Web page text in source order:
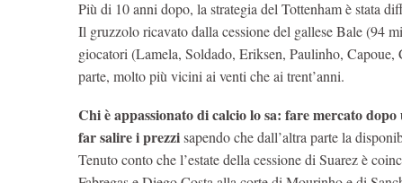
Più di 10 anni dopo, la strategia del Tottenham è stata
Il gruzzolo ricavato dalla cessione del gallese Bale (94
giocatori (Lamela, Soldado, Eriksen, Paulinho,
parte, molto più vicini ai venti che ai trent’anni.
Chi è appassionato di calcio lo sa: fare mercato
far salire i prezzisapendo che dall’altra parte la
Tenuto conto che l’estate della cessione di Suarez è